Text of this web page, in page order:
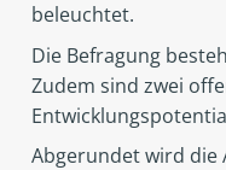
beleuchtet.
Die Befragung
Zudem sind zwei
Abgerundet wird die